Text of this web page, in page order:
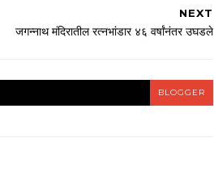
NEXT
जगन्नाथ मंदिरातील रत्नभांडार ४६ वर्षांनंतर उघडले
BLOGGER